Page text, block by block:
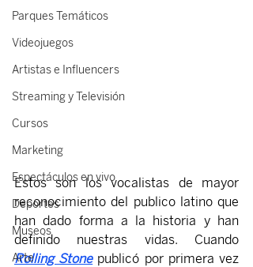
Parques Temáticos
Videojuegos
Artistas e Influencers
Streaming y Televisión
Cursos
Marketing
Espectáculos en vivo
Deportes
Museos
Arte
Estos son los vocalistas de mayor
reconocimiento del publico latino que
han dado forma a la historia y han
Rolling Stone publicó por primera vez